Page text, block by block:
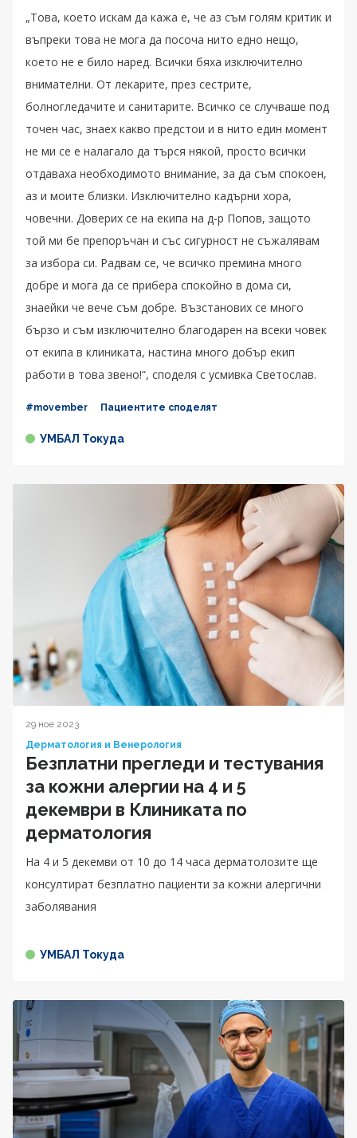
„Това, което искам да кажа е, че аз съм голям критик и
въпреки това не мога да посоча нито едно нещо,
което не е било наред. Всички бяха изключително
внимателни. От лекарите, през сестрите,
болногледачите и санитарите. Всичко се случваше под
точен час, знаех какво предстои и в нито един момент
не ми се е налагало да търся някой, просто всички
отдаваха необходимото внимание, за да съм спокоен,
аз и моите близки. Изключително кадърни хора,
човечни. Доверих се на екипа на д-р Попов, защото
той ми бе препоръчан и със сигурност не съжалявам
за избора си. Радвам се, че всичко премина много
добре и мога да се прибера спокойно в дома си,
знаейки че вече съм добре. Възстанових се много
бързо и съм изключително благодарен на всеки човек
от екипа в клиниката, настина много добър екип
работи в това звено!“, споделя с усмивка Светослав.
#movember Пациентите споделят
УМБАЛ Токуда
29 ное 2023
Дерматология и Венерология
Безплатни прегледи и тестувания
за кожни алергии на 4 и 5
декември в Клиниката по
дерматология
На 4 и 5 декемви от 10 до 14 часа дерматолозите ще
консултират безплатно пациенти за кожни алергични
заболявания
УМБАЛ Токуда